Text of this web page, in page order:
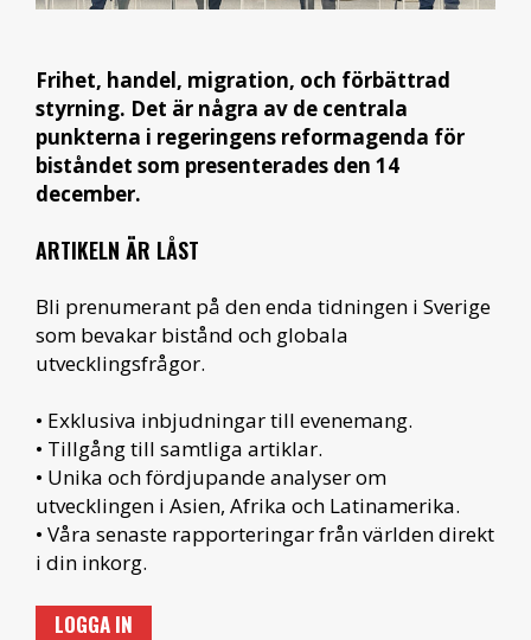
Frihet, handel, migration, och förbättrad
styrning. Det är några av de centrala
punkterna i regeringens reformagenda för
biståndet som presenterades den 14
december.
ARTIKELN ÄR LÅST
Bli prenumerant på den enda tidningen i Sverige
som bevakar bistånd och globala
utvecklingsfrågor.
• Exklusiva inbjudningar till evenemang.
• Tillgång till samtliga artiklar.
• Unika och fördjupande analyser om
utvecklingen i Asien, Afrika och Latinamerika.
• Våra senaste rapporteringar från världen direkt
i din inkorg.
LOGGA IN